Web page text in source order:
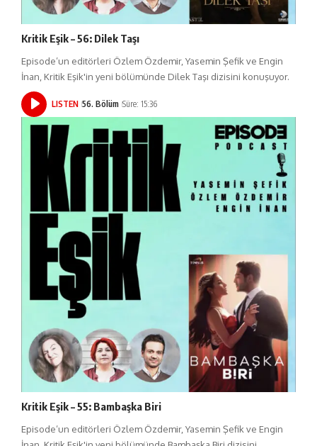
Kritik Eşik – 56: Dilek Taşı
Episode’un editörleri Özlem Özdemir, Yasemin Şefik ve Engin
İnan, Kritik Eşik'in yeni bölümünde Dilek Taşı dizisini konuşuyor.
LISTEN 56. Bölüm Süre: 15:36
Kritik Eşik – 55: Bambaşka Biri
Episode’un editörleri Özlem Özdemir, Yasemin Şefik ve Engin